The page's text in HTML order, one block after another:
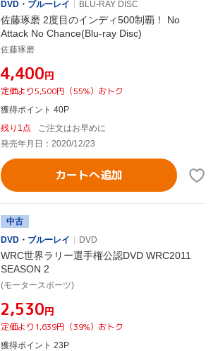
DVD・ブルーレイ BLU-RAY DISC
佐藤琢磨 2度目のインディ500制覇！ No
Attack No Chance(Blu-ray Disc)
佐藤琢磨
¥4,400円
定価より5,500円（55%）おトク
獲得ポイント 40P
残り1点
ご注文はお早めに
発売年月日：2020/12/23
カートへ追加
中古
DVD・ブルーレイ
DVD
WRC世界ラリー選手権公認DVD WRC2011
SEASON 2
(モータースポーツ)
¥2,530円
定価より1,639円（39%）おトク
獲得ポイント 23P